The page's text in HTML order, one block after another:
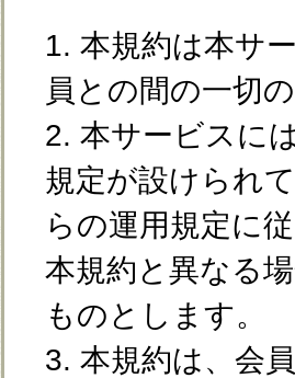
1. 本規約は本サ
員との間の一切
2. 本サービスに
規定が設けられ
らの運用規定に
本規約と異なる
ものとします。
3. 本規約は、会